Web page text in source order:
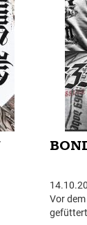
22.2.
Vor